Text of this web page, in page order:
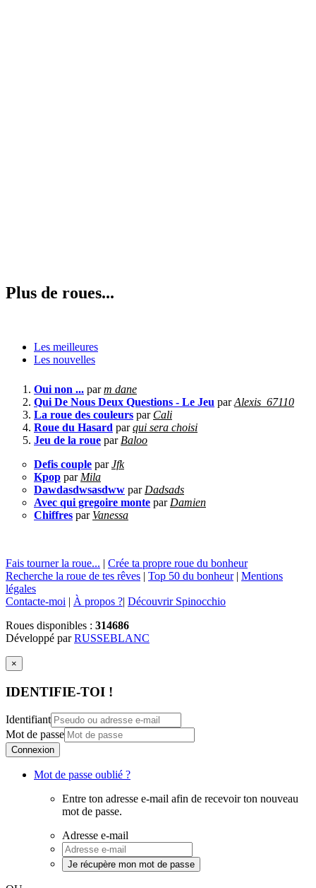
Plus de roues...
Les meilleures
Les nouvelles
Oui non ... parm dane
Qui De Nous Deux Questions - Le Jeu parAlexis_67110
La roue des couleurs par Cali
Roue du Hasard parqui sera choisi
Jeu de la roue par Baloo
Defis couple parJfk
Kpop par Mila
Dawdasdwsasdww par Dadsads
Avec qui gregoire monte par Damien
Chiffres par Vanessa
Fais tourner la roue... | Crée ta propre roue du bonheur
Recherche la roue de tes rêves | Top 50 du bonheur| Mentions
légales
Contacte-moi | À propos ?| Découvrir Spinocchio
Roues disponibles : 314686
Développé parRUSSEBLANC
×
IDENTIFIE-TOI !
Identifiant
Mot de passe
Connexion
Mot de passe oublié ?
Entre ton adresse e-mail afin de recevoir ton nouveau
mot de passe.
Adresse e-mail
Je récupère mon mot de passe